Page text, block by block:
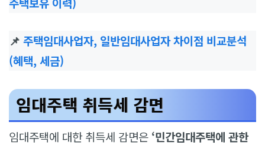
📌 주택임대사업자, 일반임대사업자 차이점 비교분석
(혜택, 세금)
임대주택 취득세 감면
임대주택에 대한 취득세 감면은 ‘민간임대주택에 관한